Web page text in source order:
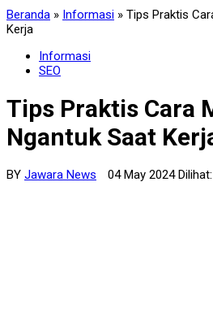
Beranda » Informasi » Tips Praktis
Kerja
Informasi
SEO
Tips Praktis Cara
Ngantuk Saat
BY Jawara News 04 May 2024